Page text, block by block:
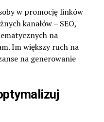
w promocję linków
kanałów – SEO,
na
Im większy ruch na
na generowanie